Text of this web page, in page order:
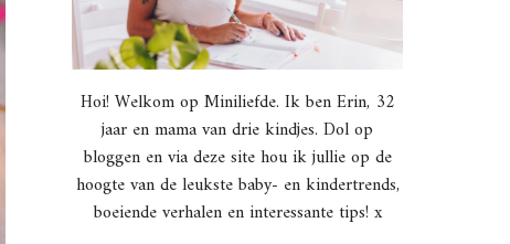
Hoi! Welkom op Miniliefde. Ik ben Erin, 32
jaar en mama van drie kindjes. Dol op
bloggen en via deze site hou ik jullie op de
hoogte van de leukste baby- en kindertrends,
boeiende verhalen en interessante tips! x